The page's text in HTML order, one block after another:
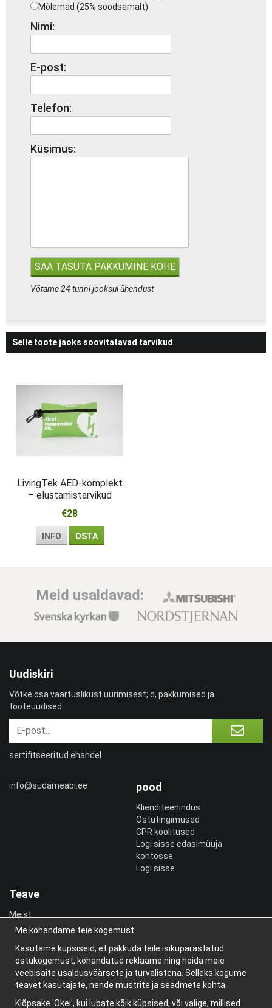
Mõlemad (25% soodsamalt)
Nimi:
E-post:
Telefon:
Küsimus:
Võtame 24 tunni jooksul ühendust
Selle toote jaoks soovitatavad tarvikud
LivingTek AED-komplekt
– elustamistarvikud
esmareageerijale
€28
INFO OSTA
Meid usaldavad:
info@sudameabi.ee pood
Klienditeenindus
Ostutingimused
CPR koolitused
Logi sisse edasimüüja
kontosse
Logi sisse
Teave
Meist
uudiskiri
Blogi
Uudiskiri
Võtke osa väärtuslikust uurimisest; d, pakkumised ja
tooteuudised
sertifitseeritud ehandel
Me kohandame teie kogemust
Kasutame küpsiseid, et pakkuda teile isikupärastatud
ostukogemust, kohandatud reklaame ning hoida meie
veebisaite usaldusväärsete ja turvalistena. Selleks kogume
teavet kasutajate, nende mustrite ja seadmete kohta.
Klõpsake 'Okei', kui lubate kõik küpsised, või valige, millised